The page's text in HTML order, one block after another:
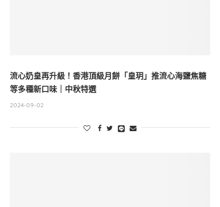
流心奶皇再升級！香港頂級月餅「皇玥」推流心海鹽焦糖
等多種新口味｜中秋特選
2024-09-02